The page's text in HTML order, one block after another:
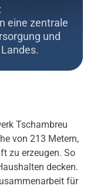
eine zentrale
und
Tschambreu
von 213 Metern,
zu erzeugen. So
decken.
für